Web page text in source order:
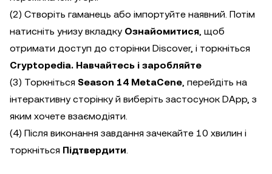
(2) Створіть гаманець або імпортуйте наявний. Потім
натисніть унизу вкладку Ознайомитися, щоб
отримати доступ до сторінки Discover, і торкніться
Cryptopedia. Навчайтесь і заробляйте
(3) Торкніться Season 14 MetaCene, перейдіть на
інтерактивну сторінку й виберіть застосунок DApp, з
яким хочете взаємодіяти.
(4) Після виконання завдання зачекайте 10 хвилин і
торкніться Підтвердити.